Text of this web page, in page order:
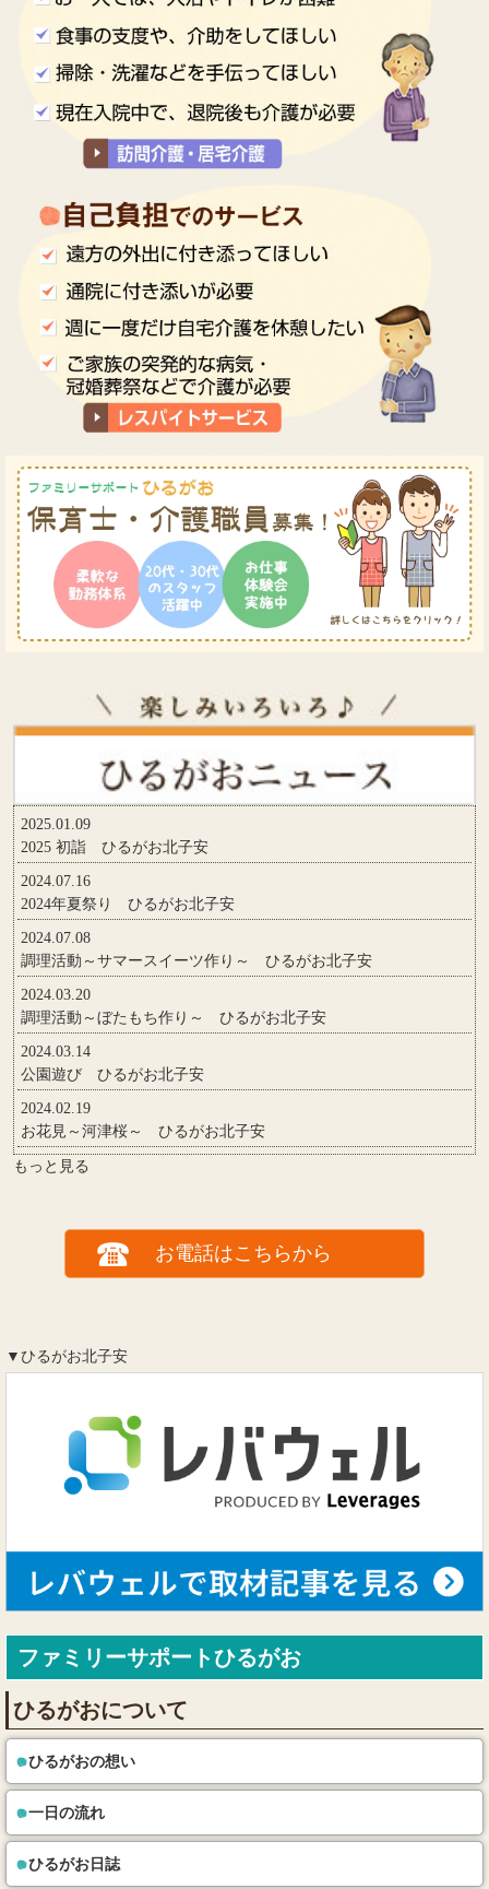
2025.01.09
2025 初詣 ひるがお北子安
2024.07.16
2024年夏祭り ひるがお北子安
2024.07.08
調理活動～サマースイーツ作り～ ひるがお北子安
2024.03.20
調理活動～ぼたもち作り～ ひるがお北子安
2024.03.14
公園遊び ひるがお北子安
2024.02.19
お花見～河津桜～ ひるがお北子安
もっと見る
お電話はこちらから
▼ひるがお北子安
ファミリーサポートひるがお
ひるがおについて
ひるがおの想い
一日の流れ
ひるがお日誌